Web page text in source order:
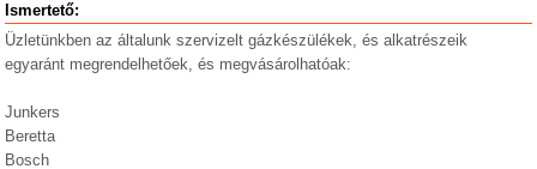
Ismertető:
Üzletünkben az általunk szervizelt gázkészülékek, és alkatrészeik
egyaránt megrendelhetőek, és megvásárolhatóak:
Junkers
Beretta
Bosch